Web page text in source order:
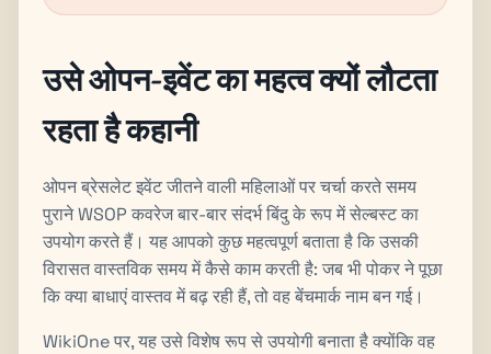
उसे ओपन-इवेंट का महत्व क्यों लौटता
रहता है कहानी
ओपन ब्रेसलेट इवेंट जीतने वाली महिलाओं पर चर्चा करते समय
पुराने WSOP कवरेज बार-बार संदर्भ बिंदु के रूप में सेल्बस्ट का
उपयोग करते हैं। यह आपको कुछ महत्वपूर्ण बताता है कि उसकी
विरासत वास्तविक समय में कैसे काम करती है: जब भी पोकर ने पूछा
कि क्या बाधाएं वास्तव में बढ़ रही हैं, तो वह बेंचमार्क नाम बन गई।
WikiOne पर, यह उसे विशेष रूप से उपयोगी बनाता है क्योंकि वह